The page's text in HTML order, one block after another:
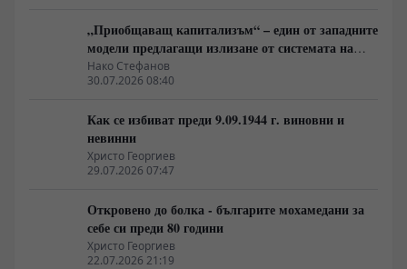
„Приобщаващ капитализъм“ – един от западните
модели предлагащи излизане от системата на
неолиберализма
Нако Стефанов
30.07.2026 08:40
Как се избиват преди 9.09.1944 г. виновни и
невинни
Христо Георгиев
29.07.2026 07:47
Откровено до болка - българите мохамедани за
себе си преди 80 години
Христо Георгиев
22.07.2026 21:19